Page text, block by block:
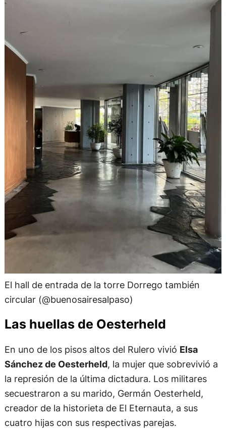
El hall de entrada de la torre Dorrego también
circular (@buenosairesalpaso)
Las huellas de Oesterheld
En uno de los pisos altos del Rulero vivió Elsa
Sánchez de Oesterheld, la mujer que sobrevivió a
la represión de la última dictadura. Los militares
secuestraron a su marido, Germán Oesterheld,
creador de la historieta de El Eternauta, a sus
cuatro hijas con sus respectivas parejas.